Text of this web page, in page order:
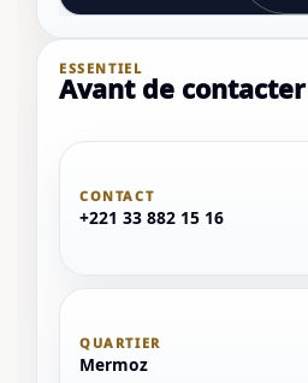
ESSENTIEL
Avant de contacter
CONTACT
+221 33 882 15 16
QUARTIER
Mermoz